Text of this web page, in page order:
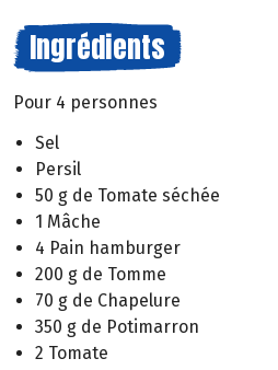
Ingrédients
Pour 4 personnes
Sel
Persil
50 g de Tomate séchée
1 Mâche
4 Pain hamburger
200 g de Tomme
70 g de Chapelure
350 g de Potimarron
2 Tomate